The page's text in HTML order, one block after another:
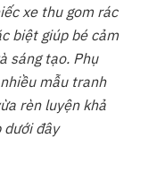
xe thu gom rác
biệt giúp bé cảm
sáng tạo. Phụ
mẫu tranh
rèn luyện khả
dưới đây